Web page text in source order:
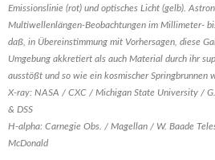
Emissionslinie (rot) und optisches Licht (gelb).
Multiwellenlängen-Beobachtungen im Millimeter-
daß, in Übereinstimmung mit Vorhersagen, diese
Umgebung akkretiert als auch Material durch ihr
ausstößt und so wie ein kosmischer Springbrunnen
X-ray: NASA / CXC / Michigan State University /
& DSS
H-alpha: Carnegie Obs. / Magellan / W. Baade
McDonald